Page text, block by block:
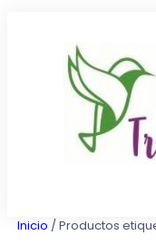
Inicio / Productos